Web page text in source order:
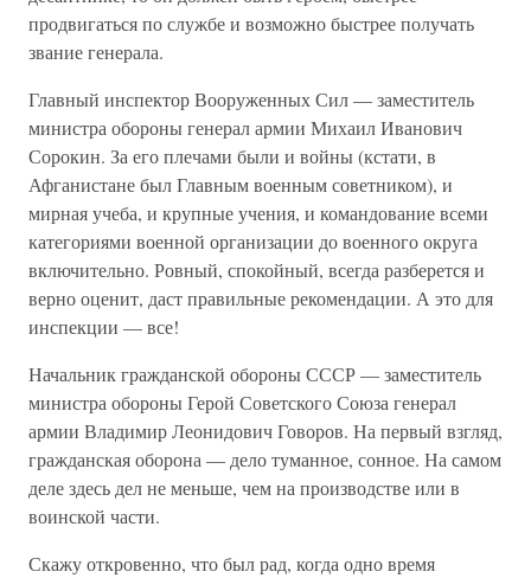
продвигаться по службе и возможно быстрее получать
звание генерала.
Главный инспектор Вооруженных Сил — заместитель
министра обороны генерал армии Михаил Иванович
Сорокин. За его плечами были и войны (кстати, в
Афганистане был Главным военным советником), и
мирная учеба, и крупные учения, и командование всеми
категориями военной организации до военного округа
включительно. Ровный, спокойный, всегда разберется и
верно оценит, даст правильные рекомендации. А это для
инспекции — все!
Начальник гражданской обороны СССР — заместитель
министра обороны Герой Советского Союза генерал
армии Владимир Леонидович Говоров. На первый взгляд,
гражданская оборона — дело туманное, сонное. На самом
деле здесь дел не меньше, чем на производстве или в
воинской части.
Скажу откровенно, что был рад, когда одно время